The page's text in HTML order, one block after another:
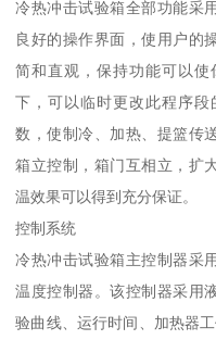
冷热冲击试验箱全部功能采
良好的操作界面，使用户的
简和直观，保持功能可以
下，可以临时更改此程序
数，使制冷、加热、提篮传
箱立控制，箱门互相立，扩
温效果可以得到充分保证。
控制系统
冷热冲击试验箱主控制器采
温度控制器。该控制器采用
验曲线、运行时间、加热器